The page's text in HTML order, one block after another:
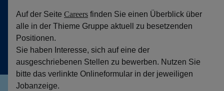
Auf der Seite Careers finden Sie einen Überblick über
alle in der Thieme Gruppe aktuell zu besetzenden
Positionen.
Sie haben Interesse, sich auf eine der
ausgeschriebenen Stellen zu bewerben. Nutzen Sie
bitte das verlinkte Onlineformular in der jeweiligen
Jobanzeige.